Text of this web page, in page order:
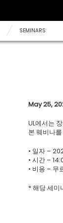
SEMINARS
May 25,
UL에서는
본 웨비나
• 일자 –
• 시간 –
• 비용 – 무
* 해당 세미